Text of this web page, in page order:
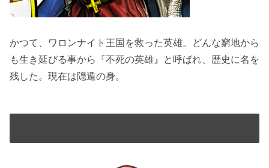
かつて、ワロンナイト王国を救った英雄。どんな窮地から
も生き延びる事から『不死の英雄』と呼ばれ、歴史に名を
残した。現在は隠遁の身。